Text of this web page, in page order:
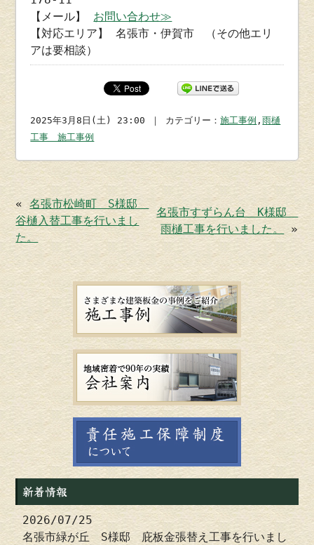
【メール】 お問い合わせ≫
【対応エリア】 名張市・伊賀市 （その他エリ
アは要相談）
2025年3月8日(土) 23:00 ｜ カテゴリー：施工事例 ,雨樋
工事 施工事例
«名張市松崎町 S様邸
谷樋入替工事を行いまし
た。
名張市すずらん台 K様邸
雨樋工事を行いました。
»
新着情報
2026/07/25
名張市緑が丘 S様邸 庇板金張替え工事を行いまし